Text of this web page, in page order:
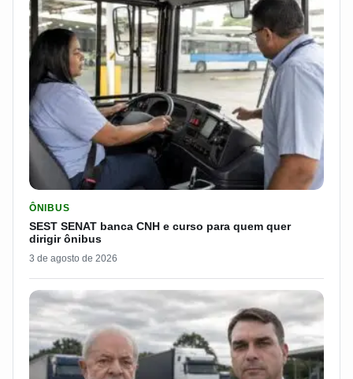
ÔNIBUS
SEST SENAT banca CNH e curso para quem quer
dirigir ônibus
3 de agosto de 2026